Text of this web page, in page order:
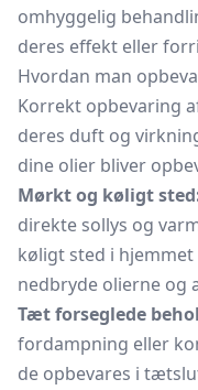
omhyggelig
deres effekt eller
Hvordan man
Korrekt opbevaring
deres duft og
dine olier bliver
Mørkt og køligt
direkte sollys og
køligt sted i
nedbryde olierne og
Tæt forseglede
fordampning eller
de opbevares i